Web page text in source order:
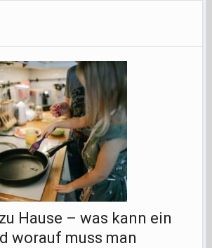
Hause – was kann ein
worauf muss man